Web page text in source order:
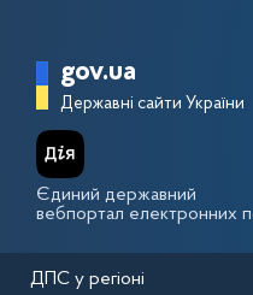
Головна
gov.ua
Державні сайти України
Єдиний державний
вебпортал електронних
ДПС у регіоні